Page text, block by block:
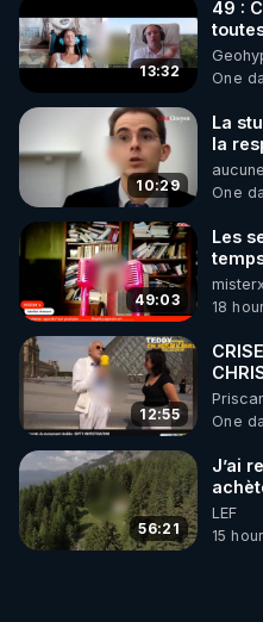
▶ 30 jours gratuit sur
de bien-être ENVOL :
Rendez-vous sur https://
le code : REGENERE
13:32
49 :
One
10:29
La
la
aucune
One
49:03
Les
18
12:55
une
One
56:21
J’ai
LEF
15